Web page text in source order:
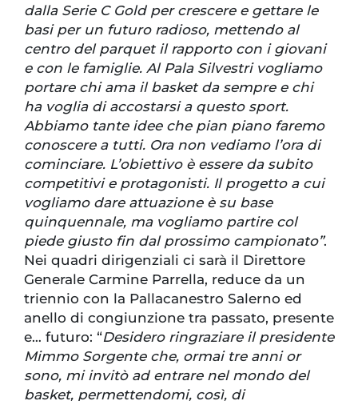
dalla Serie C Gold per crescere e gettare le
basi per un futuro radioso, mettendo al
centro del parquet il rapporto con i giovani
e con le famiglie. Al Pala Silvestri vogliamo
portare chi ama il basket da sempre e chi
ha voglia di accostarsi a questo sport.
Abbiamo tante idee che pian piano faremo
conoscere a tutti. Ora non vediamo l’ora di
cominciare. L’obiettivo è essere da subito
competitivi e protagonisti. Il progetto a cui
vogliamo dare attuazione è su base
quinquennale, ma vogliamo partire col
piede giusto fin dal prossimo campionato”.
Nei quadri dirigenziali ci sarà il Direttore
Generale Carmine Parrella, reduce da un
triennio con la Pallacanestro Salerno ed
anello di congiunzione tra passato, presente
e… futuro: “Desidero ringraziare il presidente
Mimmo Sorgente che, ormai tre anni or
sono, mi invitò ad entrare nel mondo del
basket, permettendomi, così, di